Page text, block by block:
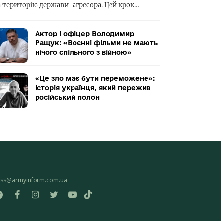
територію держави-агресора. Цей крок…
Актор і офіцер Володимир
Ращук: «Воєнні фільми не мають
нічого спільного з війною»
«Це зло має бути переможене»:
історія українця, який пережив
російський полон